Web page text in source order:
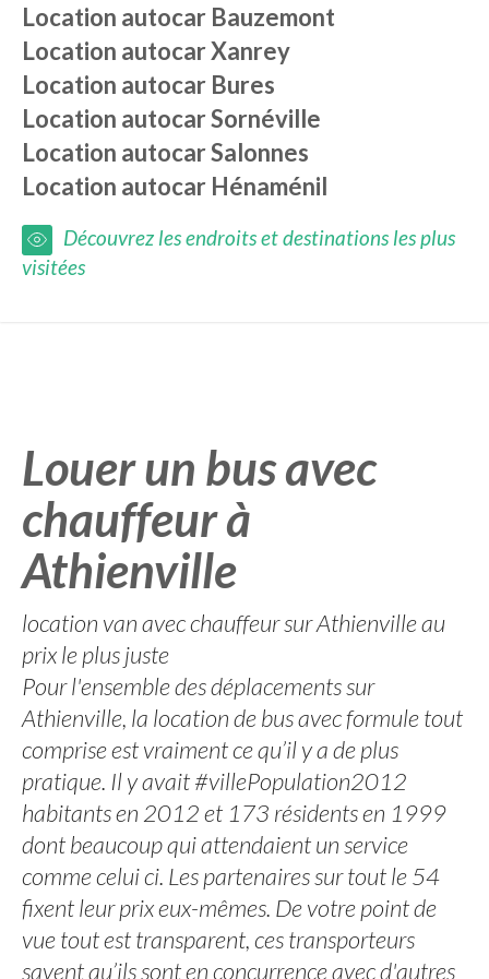
Location autocar Bauzemont
Location autocarXanrey
Location autocar Bures
Location autocarSornéville
Location autocarSalonnes
Location autocar Hénaménil
Découvrez les endroits et destinations les plus
visitées
Louer un bus avec
chauffeur à
Athienville
location van avec chauffeur sur Athienville au
prix le plus juste
Pour l'ensemble des déplacements sur
Athienville, la location de bus avec formule tout
comprise est vraiment ce qu’il y a de plus
pratique. Il y avait #villePopulation2012
habitants en 2012 et 173 résidents en 1999
dont beaucoup qui attendaient un service
comme celui ci. Les partenaires sur tout le 54
fixent leur prix eux-mêmes. De votre point de
vue tout est transparent, ces transporteurs
savent qu’ils sont en concurrence avec d'autres